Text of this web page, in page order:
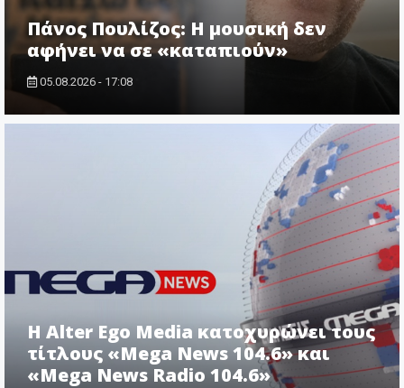
Πάνος Πουλίζος: Η μουσική δεν
αφήνει να σε «καταπιούν»
05.08.2026 - 17:08
Η Alter Ego Media κατοχυρώνει τους
τίτλους «Mega News 104.6» και
«Mega News Radio 104.6»